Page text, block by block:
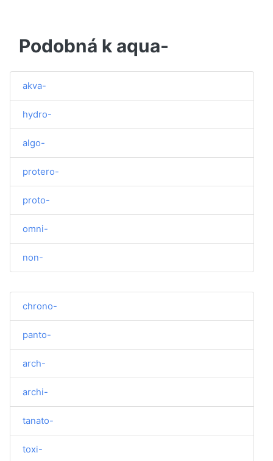
Podobná k aqua-
akva-
hydro-
algo-
protero-
proto-
omni-
non-
chrono-
panto-
arch-
archi-
tanato-
toxi-